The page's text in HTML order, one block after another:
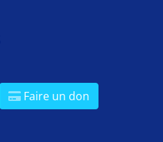
Faire un don